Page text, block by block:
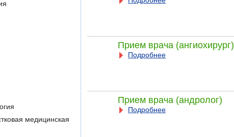
медицинская
Прием врача (ангиохирург)
Подробнее
Прием врача (андролог)
Подробнее